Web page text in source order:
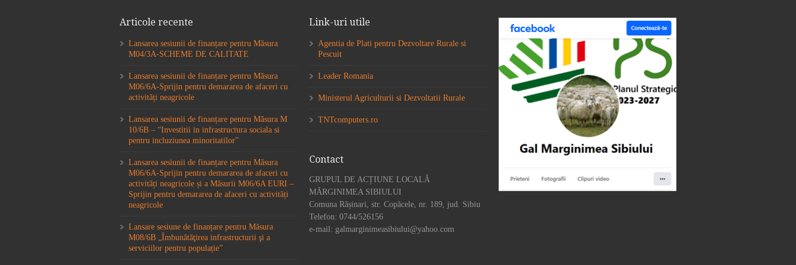
Articole recente
Lansarea sesiunii de finanțare pentru Măsura
M04/3A-SCHEME DE CALITATE
Lansarea sesiunii de finanțare pentru Măsura
M06/6A-Sprijin pentru demararea de afaceri cu
activități neagricole
Lansarea sesiunii de finanțare pentru Măsura M
10/6B – “Investitii in infrastructura sociala si
pentru incluziunea minoritatilor”
Lansarea sesiunii de finanțare pentru Măsura
M06/6A-Sprijin pentru demararea de afaceri cu
activități neagricole și a Măsurii M06/6A EURI –
Sprijin pentru demararea de afaceri cu activități
neagricole
Lansare sesiune de finanțare pentru Măsura
M08/6B „Îmbunătăţirea infrastructurii şi a
serviciilor pentru populație”
Link-uri utile
Agentia de Plati pentru Dezvoltare Rurale si
Pescuit
Leader Romania
Ministerul Agriculturii si Dezvoltatii Rurale
TNTcomputers.ro
Contact
GRUPUL DE ACȚIUNE LOCALĂ
MĂRGINIMEA SIBIULUI
Comuna Rășinari, str. Copăcele, nr. 189, jud. Sibiu
Telefon: 0744/526156
e-mail: galmarginimeasibiului@yahoo.com